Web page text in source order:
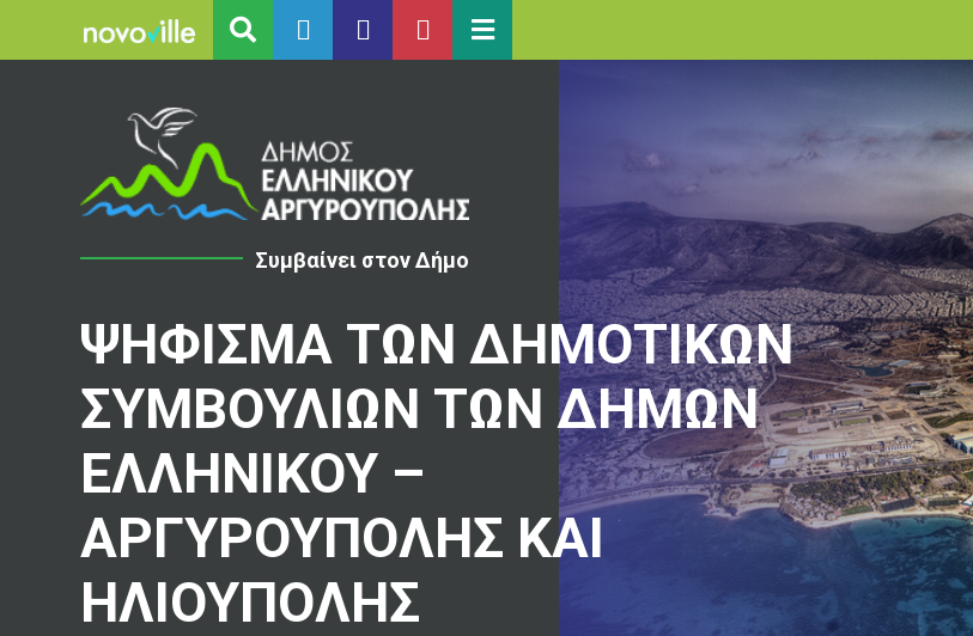
Συμβαίνει στον Δήμο
ΨΗΦΙΣΜΑ ΤΩΝ ΔΗΜΟΤΙΚΩΝ
ΣΥΜΒΟΥΛΙΩΝ ΤΩΝ ΔΗΜΩΝ
ΕΛΛΗΝΙΚΟΥ –
ΑΡΓΥΡΟΥΠΟΛΗΣ ΚΑΙ
ΗΛΙΟΥΠΟΛΗΣ